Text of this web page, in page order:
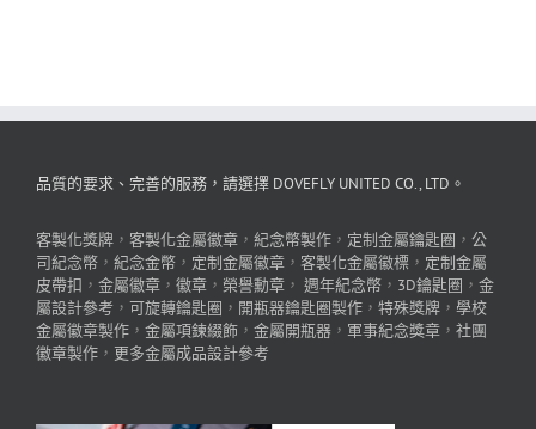
品質的要求、完善的服務，請選擇 DOVEFLY UNITED CO., LTD。
客製化獎牌 ， 客製化金屬徽章 ， 紀念幣製作 ， 定制金屬鑰匙圈 ， 公
司紀念幣 ， 紀念金幣 ， 定制金屬徽章 ， 客製化金屬徽標 ， 定制金屬
皮帶扣 ， 金屬徽章 ， 徽章 ， 榮譽勳章 ， 週年紀念幣 ， 3D鑰匙圈 ， 金
屬設計參考 ， 可旋轉鑰匙圈 ， 開瓶器鑰匙圈製作 ， 特殊獎牌 ， 學校
金屬徽章製作 ， 金屬項鍊綴飾 ， 金屬開瓶器 ， 軍事紀念獎章 ， 社團
徽章製作 ， 更多金屬成品設計參考